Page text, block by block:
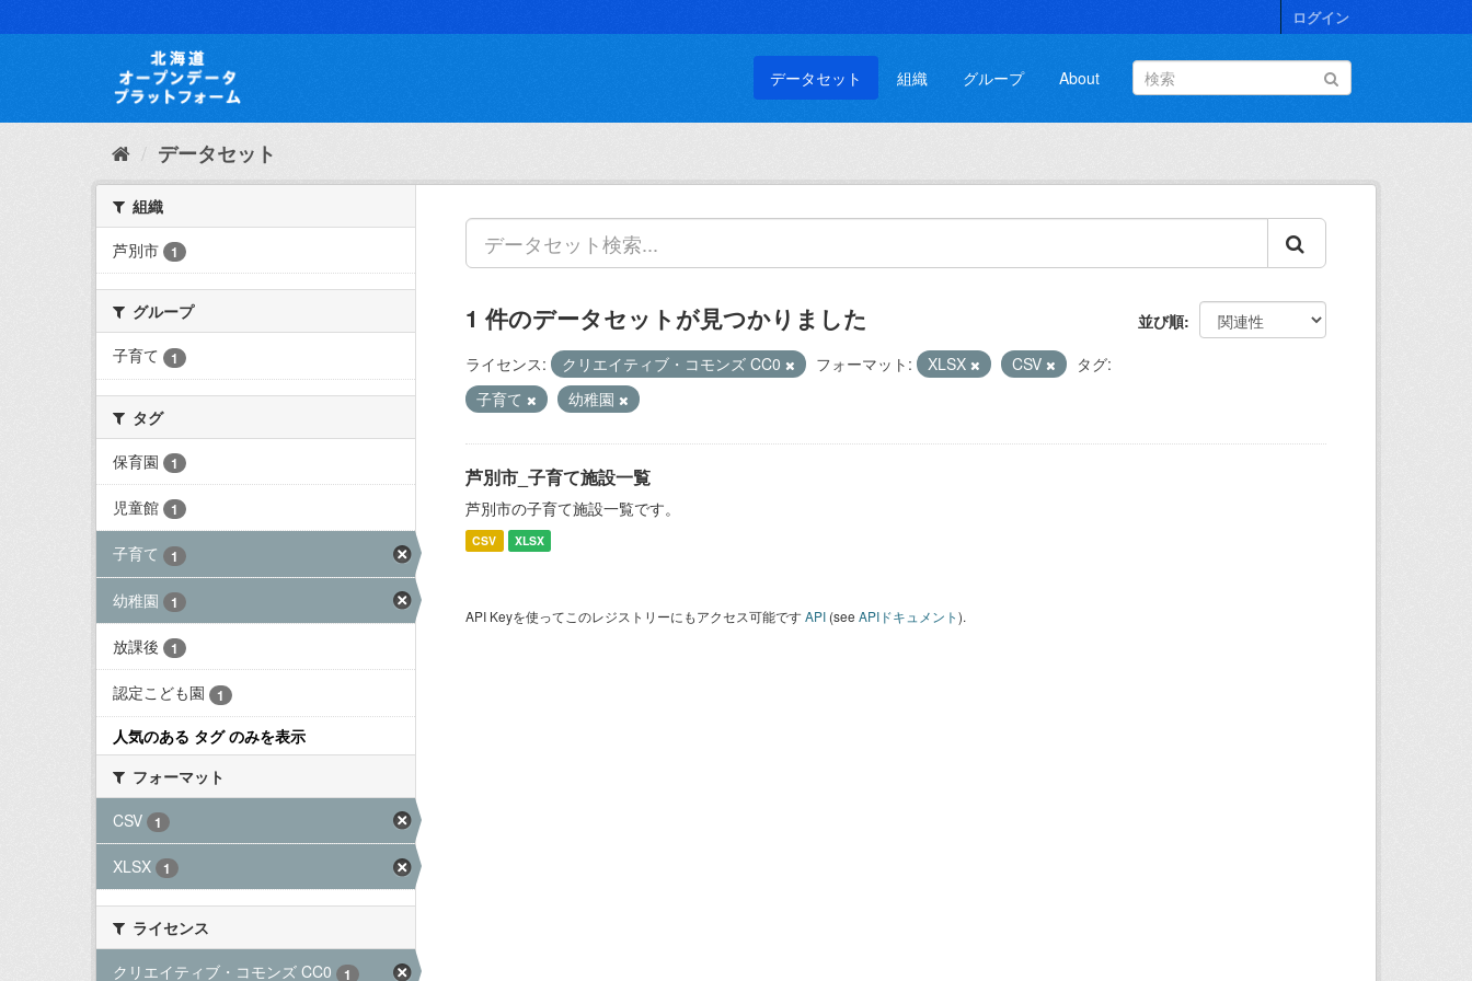
キ
て
ログイン
データセット 組織 グループ About
データセット
組織
芦別市
1
グループ
子育て
1
タグ
保育園
1
児童館 1
子育て 1
幼稚園 1
放課後 1
認定こども園 1
人気のある タグ のみを表示
フォーマット
CSV
1
XLSX 1
ライセンス
クリエイティブ・コモンズ CC0
1
並び順
1 件のデータセットが見つかりました
ライセンス: クリエイティブ・コモンズ CC0 フォーマット: XLSX CSV
タグ:
子育て
幼稚園
芦別市_子育て施設一覧
芦別市の子育て施設一覧です。
CSV XLSX
API Keyを使ってこのレジストリーにもアクセス可能ですAPI (see APIドキュメント).